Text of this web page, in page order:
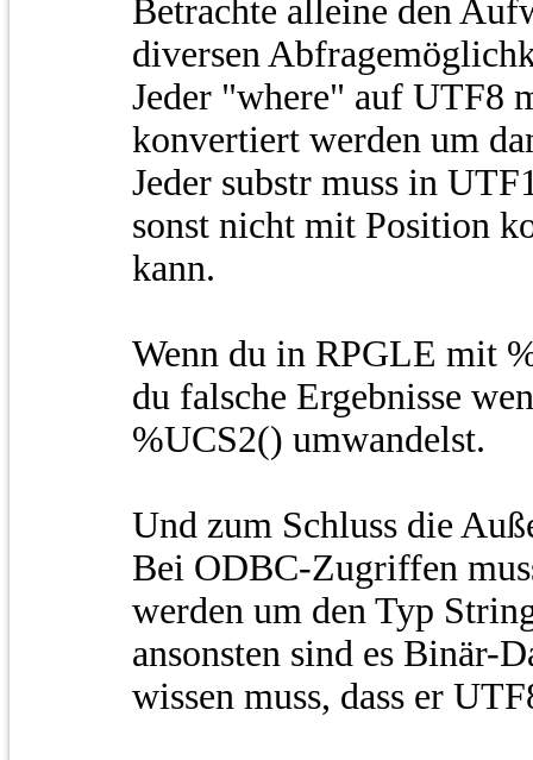
Betrachte alleine den
diversen
Jeder "where" auf UTF8
konvertiert werden um
Jeder substr muss in
sonst nicht mit Position
kann.
Wenn du in RPGLE mit
du falsche Ergebnisse
%UCS2() umwandelst.
Und zum Schluss die
Bei ODBC-Zugriffen
werden um den Typ
ansonsten sind es Binär-
wissen muss, dass er